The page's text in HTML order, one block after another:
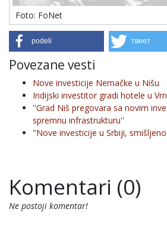
Foto: FoNet
podeli твеет
Povezane vesti
Nove investicije Nemačke u Nišu
Indijski investitor gradi hotele u
''Grad Niš pregovara sa novim
spremnu infrastrukturu''
"Nove investicije u Srbiji,
Komentari (0)
Ne postoji komentar!